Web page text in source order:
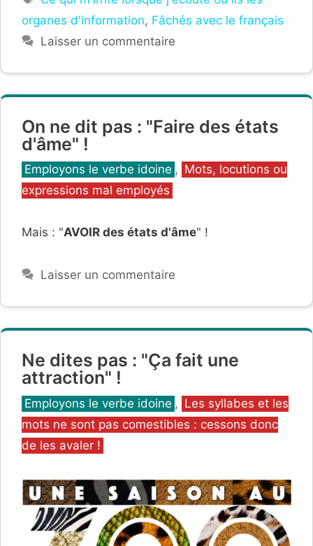
organes d'information, Fâchés avec le français
Laisser un commentaire
On ne dit pas : "Faire des états
d'âme" !
Catégories
Employons le verbe idoine , Mots, locutions ou
expressions mal employés
Mais : "AVOIR des états d'âme" !
Laisser un commentaire
Ne dites pas : "Ça fait une
attraction" !
Catégories
Employons le verbe idoine , Les syllabes et les
mots ne sont pas comestibles : cessons donc
de les avaler !